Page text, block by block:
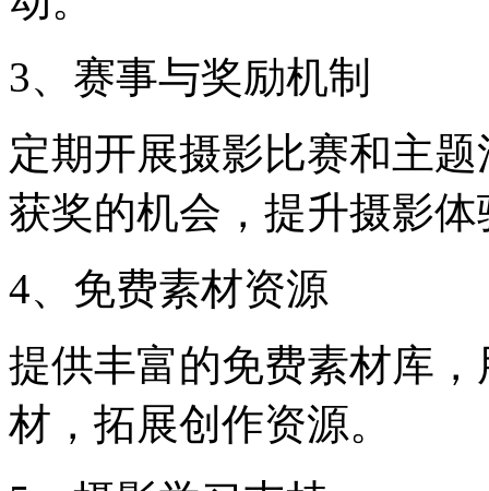
3、赛事与奖励机制
定期开展摄影比赛和主
获奖的机会，提升摄影体
4、免费素材资源
提供丰富的免费素材库
材，拓展创作资源。